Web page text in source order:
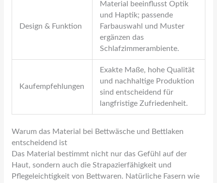
Design & Funktion
Material beeinflusst Optik
und Haptik; passende
Farbauswahl und Muster
ergänzen das
Schlafzimmerambiente.
Kaufempfehlungen
Exakte Maße, hohe Qualität
und nachhaltige Produktion
sind entscheidend für
langfristige Zufriedenheit.
Warum das Material bei Bettwäsche und Bettlaken
entscheidend ist
Das Material bestimmt nicht nur das Gefühl auf der
Haut, sondern auch die Strapazierfähigkeit und
Pflegeleichtigkeit von Bettwaren. Natürliche Fasern wie